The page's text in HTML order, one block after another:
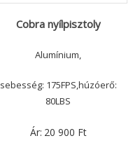
Cobra nyílpisztoly
Alumínium,
sebesség: 175FPS,húzóerő:
80LBS
Ár: 20 900 Ft